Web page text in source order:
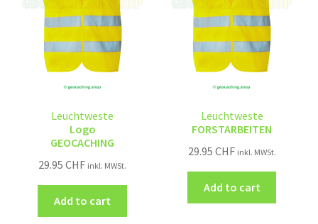
Leuchtweste
Logo
GEOCACHING
29.95CHF inkl. MWSt.
Add to cart
Leuchtweste
FORSTARBEITEN
29.95 CHF inkl. MWSt.
Add to cart